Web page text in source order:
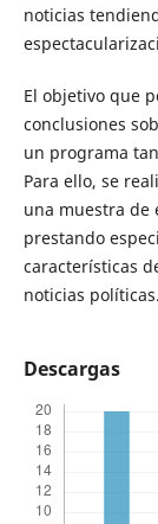
noticias
El objetivo que
conclusiones
un programa
Para ello, se
una muestra de
prestando
características
noticias políticas.
Descargas